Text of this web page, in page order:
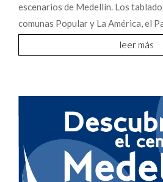
escenarios de Medellín. Los
comunas Popular y La América, el
leer más